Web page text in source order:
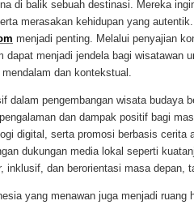
di balik sebuah destinasi. Mereka
merasakan kehidupan yang
menjadi penting. Melalui penyajian
dapat menjadi jendela bagi wisatawan
dan kontekstual.
dalam pengembangan wisata budaya
dan dampak positif bagi
digital, serta promosi berbasis cerita
dukungan media lokal seperti
inklusif, dan berorientasi masa depan,
yang menawan juga menjadi